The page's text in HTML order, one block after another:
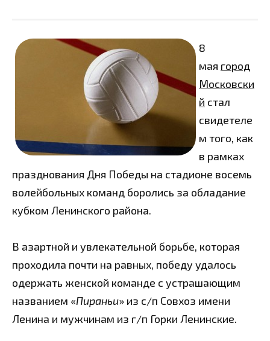
8
мая город
Московски
й стал
свидетеле
м того, как
в рамках
празднования Дня Победы на стадионе восемь
волейбольных команд боролись за обладание
кубком Ленинского района.
В азартной и увлекательной борьбе, которая
проходила почти на равных, победу удалось
одержать женской команде с устрашающим
названием «Пираньи» из с/п Совхоз имени
Ленина и мужчинам из г/п Горки Ленинские.